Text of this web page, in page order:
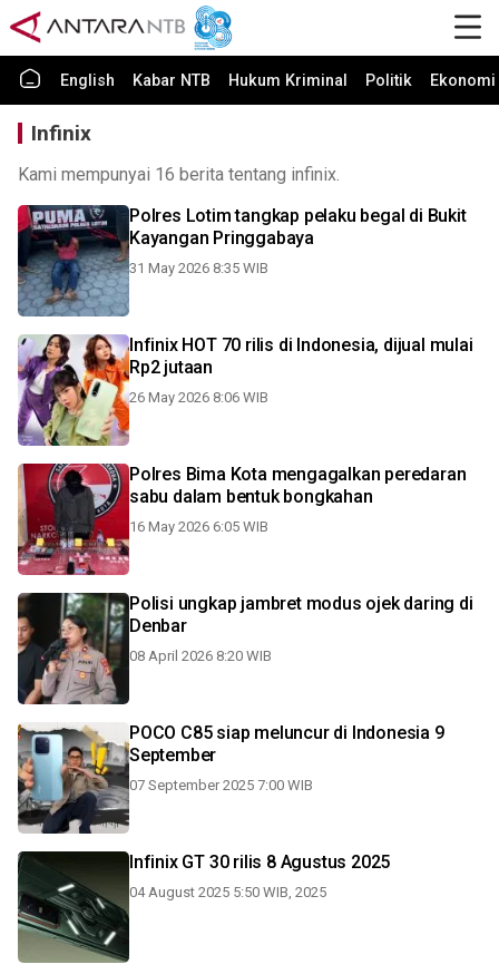
English Kabar NTB Hukum Kriminal Politik
Infinix
Kami mempunyai 16 berita tentang infinix.
Polres Lotim tangkap pelaku begal di Bukit
Kayangan Pringgabaya
31 May 2026 8:35 WIB
Infinix HOT 70 rilis di Indonesia, dijual mulai
Rp2 jutaan
26 May 2026 8:06 WIB
Polres Bima Kota mengagalkan peredaran
sabu dalam bentuk bongkahan
16 May 2026 6:05 WIB
Polisi ungkap jambret modus ojek daring di
Denbar
08 April 2026 8:20 WIB
POCO C85 siap meluncur di Indonesia 9
September
07 September 2025 7:00 WIB
Infinix GT 30 rilis 8 Agustus 2025
04 August 2025 5:50 WIB, 2025